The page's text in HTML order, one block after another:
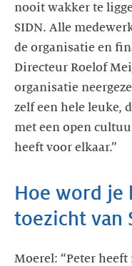
nooit wakker te
SIDN. Alle
de organisatie en
Directeur Roelof
organisatie
zelf een hele leuke,
met een open
Hoe word je
toezicht van
Moerel: “Peter